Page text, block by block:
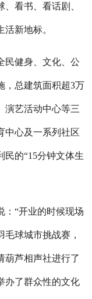
看书、看话剧、
新地标。
健身、文化、公
，总建筑面积超3万
演艺活动中心等三
中心及一系列社区
民的“15分钟文体生
“开业的时候现场
球城市挑战赛，
葫芦相声社进行了
办了群众性的文化